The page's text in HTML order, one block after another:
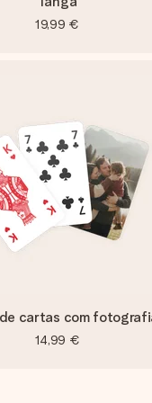
19,99 €
cartas com
14,99 €